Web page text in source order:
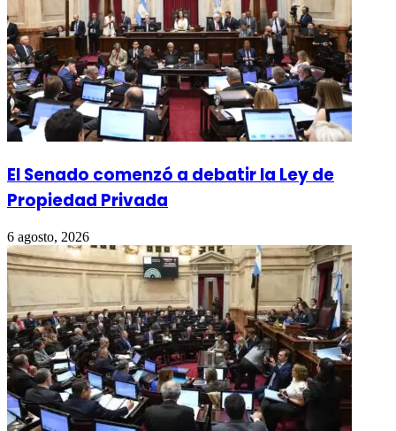
El Senado comenzó a debatir la Ley de
Propiedad Privada
6 agosto, 2026